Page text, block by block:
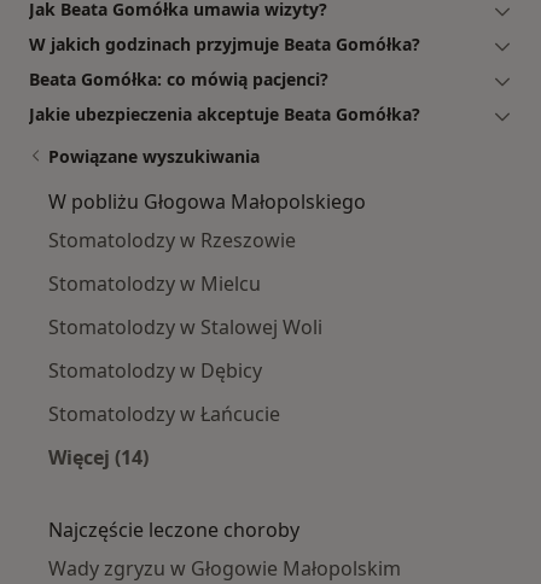
Jak Beata Gomółka umawia wizyty?
W jakich godzinach przyjmuje Beata Gomółka?
Beata Gomółka: co mówią pacjenci?
Jakie ubezpieczenia akceptuje Beata Gomółka?
Powiązane wyszukiwania
W pobliżu Głogowa Małopolskiego
Stomatolodzy w Rzeszowie
Stomatolodzy w Mielcu
Stomatolodzy w Stalowej Woli
Stomatolodzy w Dębicy
Stomatolodzy w Łańcucie
Więcej (14)
Najczęście leczone choroby
Wady zgryzu w Głogowie Małopolskim